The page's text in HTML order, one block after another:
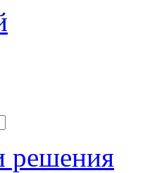
решения